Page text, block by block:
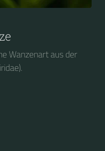
Wanzenart aus der